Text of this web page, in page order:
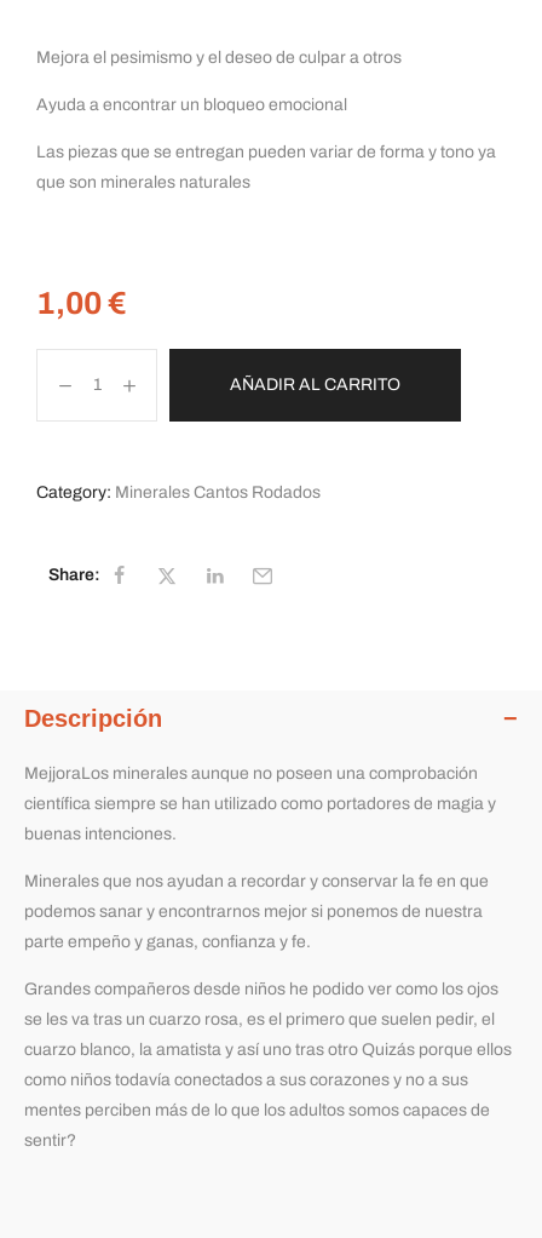
Mejora el pesimismo y el deseo de culpar a otros
Ayuda a encontrar un bloqueo emocional
Las piezas que se entregan pueden variar de forma y tono ya
que son minerales naturales
1,00€
AÑADIR AL CARRITO
Category: Minerales Cantos Rodados
Share:
Descripción
MejjoraLos minerales aunque no poseen una comprobación
científica siempre se han utilizado como portadores de magia y
buenas intenciones.
Minerales que nos ayudan a recordar y conservar la fe en que
podemos sanar y encontrarnos mejor si ponemos de nuestra
parte empeño y ganas, confianza y fe.
Grandes compañeros desde niños he podido ver como los ojos
se les va tras un cuarzo rosa, es el primero que suelen pedir, el
cuarzo blanco, la amatista y así uno tras otro Quizás porque ellos
como niños todavía conectados a sus corazones y no a sus
mentes perciben más de lo que los adultos somos capaces de
sentir?